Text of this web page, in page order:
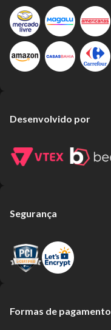
Desenvolvido por
Segurança
Formas de pagamento